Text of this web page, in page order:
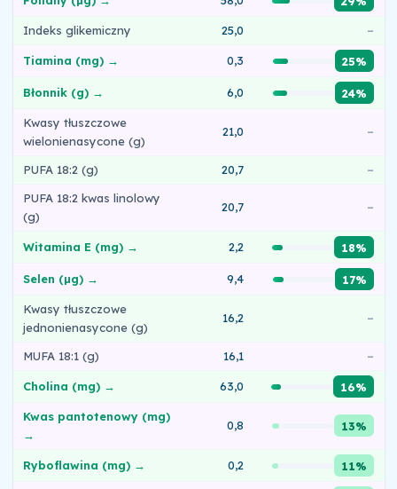
Indeks glikemiczny 25,0 –
Tiamina (mg) → 0,3 25%
Błonnik (g) → 6,0 24%
Kwasy tłuszczowe
wielonienasycone (g)
21,0 –
PUFA 18:2 (g) 20,7
–
PUFA 18:2 kwas linolowy
(g)
20,7 –
Witamina E (mg) → 2,2 18%
Selen (µg) → 9,4 17%
Kwasy tłuszczowe
jednonienasycone (g)
16,2 –
MUFA 18:1 (g) 16,1 –
Cholina (mg) → 63,0 16%
Kwas pantotenowy (mg)
→
0,8 13%
Ryboflawina (mg) → 0,2 11%